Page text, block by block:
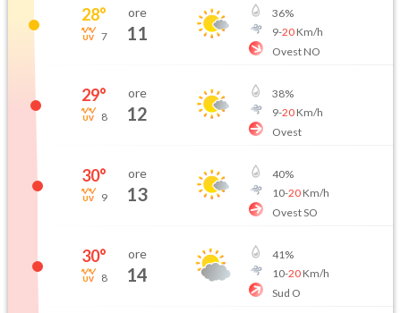
28°
7
ore
11
36%
9-20Km/h
Ovest NO
29°
8
ore
12
38%
9-20Km/h
Ovest
30°
9
ore
13
40%
10-20Km/h
Ovest SO
30°
8
ore
14
41%
10-20Km/h
Sud O